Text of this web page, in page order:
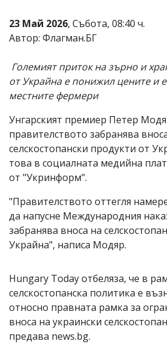
под
статиите
от
читателите
редакцията
носи
отговорност
тях!
Ако
откриете
за
вас
коментар,
моля
сигнализирайте
ни!
23 Май 2026, Събота, 08:40 ч.
Автор: Флагман.БГ
Големият приток на зърно и
от Украйна е понижил цените и
местните фермери
Унгарският премиер Петер
правителството забранява
селскостопански продукти от
това в социалната медийна
от "Укринформ".
"Правителството оттегля
да напусне Международния
забранява вноса на
Украйна", написа Мoдяр.
Hungary Today отбеляза, че в
селскостопанска политика е
относно правната рамка за
вноса на украински
предава news.bg.